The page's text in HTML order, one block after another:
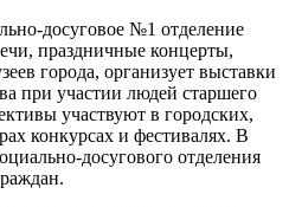
досуговое №1 отделение
праздничные концерты,
города, организует выставки
при участии людей старшего
участвуют в городских,
конкурсах и фестивалях. В
досугового отделения